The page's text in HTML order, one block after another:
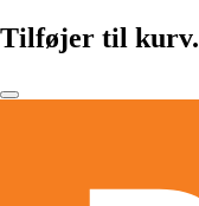
Tilføjer til